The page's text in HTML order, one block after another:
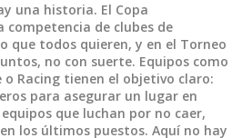
una historia. El Copa
competencia de clubes de
que todos quieren, y en el Torneo
no con suerte. Equipos como
o Racing tienen el objetivo claro:
para asegurar un lugar en
que luchan por no caer,
los últimos puestos. Aquí no hay